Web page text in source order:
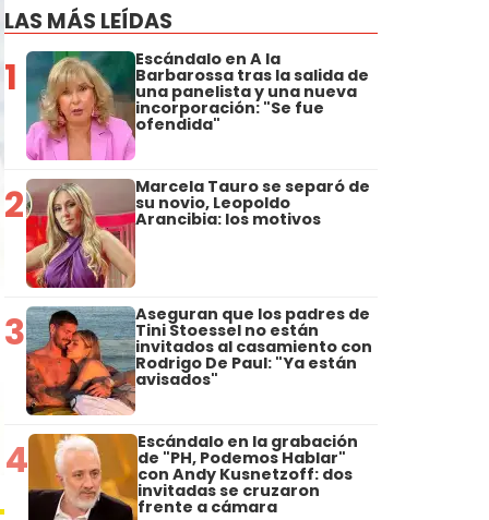
LAS MÁS LEÍDAS
1 Escándalo en A la
Barbarossa tras la salida de
una panelista y una nueva
incorporación: "Se fue
ofendida"
2 Marcela Tauro se separó de
su novio, Leopoldo
Arancibia: los motivos
3 Aseguran que los padres de
Tini Stoessel no están
invitados al casamiento con
Rodrigo De Paul: "Ya están
avisados"
4 Escándalo en la grabación
de "PH, Podemos Hablar"
con Andy Kusnetzoff: dos
invitadas se cruzaron
frente a cámara